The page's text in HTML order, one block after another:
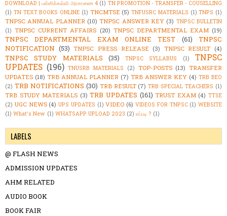
DOWNLOAD | பள்ளிக்கல்வி அரசாணை 4 (1) TN PROMOTION - TRANSFER - COUSELLING
(1) TN TEXT BOOKS ONLINE (1) TNCMTSE (5) TNFUSRC MATERIALS (1) TNPS (1)
TNPSC ANNUAL PLANNER (10) TNPSC ANSWER KEY (3) TNPSC BULLETIN
(1) TNPSC CURRENT AFFAIRS (20) TNPSC DEPARTMENTAL EXAM (19)
TNPSC DEPARTMENTAL EXAM ONLINE TEST (61)
TNPSC
NOTIFICATION (53) TNPSC PRESS RELEASE (3) TNPSC RESULT (4)
TNPSC STUDY MATERIALS (35) TNPSC SYLLABUS (1)
TNPSC
UPDATES (196) TNUSRB MATERIALS (2) TOP-POSTS (13) TRANSFER
UPDATES (18) TRB ANNUAL PLANNER (7) TRB ANSWER KEY (4) TRB BEO
(2) TRB NOTIFICATIONS (30) TRB RESULT (7) TRB SPECIAL TEACHERS (1)
TRB STUDY MATERIALS (3) TRB UPDATES (161) TRUST EXAM (4) TTSE
(2) UGC NEWS (4) UPS UPDATES (1) VIDEO (6) VIDEOS FOR TNPSC (1) WEBSITE
(1) What's New. (1) WHATSAPP UPLOAD 2023 (2) எப்படி ? (1)
LABELS
@ FLASH NEWS
ADMISSION UPDATES
AHM RELATED
AUDIO BOOK
BOOK FAIR